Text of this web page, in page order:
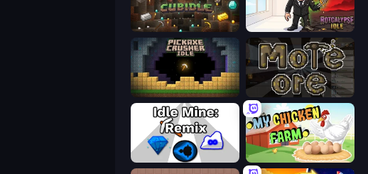
Cubidle Rotcalypse: Idle Incremental
Pickaxe Crusher Idle More Ore
Idle Mine: Remix My Chicken Farm